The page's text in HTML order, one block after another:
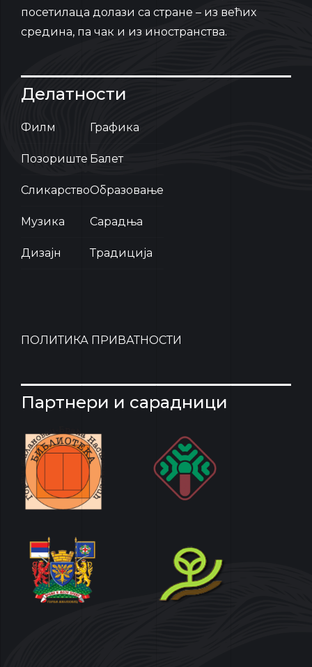
посетилаца долази са стране – из већих
средина, па чак и из иностранства.
Делатности
Филм
Позориште
Сликарство
Музика
Дизајн
Графика
Балет
Образовање
Сарадња
Традиција
ПОЛИТИКА ПРИВАТНОСТИ
Партнери и сарадници